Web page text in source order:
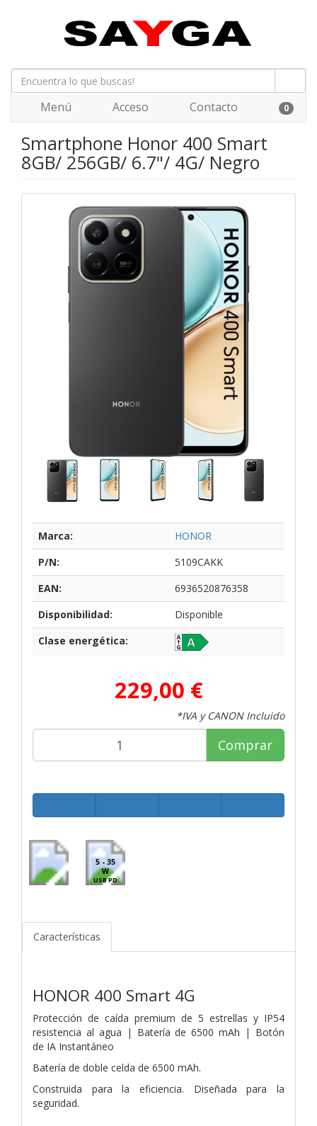
Menú Acceso Contacto 0
Smartphone Honor 400 Smart
8GB/ 256GB/ 6.7"/ 4G/ Negro
Marca:
HONOR
P/N:
5109CAKK
EAN:
6936520876358
Disponibilidad:
Disponible
Clase energética:
229,00 €
*IVA y CANON Incluido
Comprar
5 - 35
W
USB PD
Características
HONOR 400 Smart 4G
Protección de caída premium de 5 estrellas y IP54
resistencia al agua | Batería de6500 mAh | Botón
de IA Instantáneo
Batería de doble celda de 6500 mAh.
Construida para la eficiencia. Diseñada para la
seguridad.